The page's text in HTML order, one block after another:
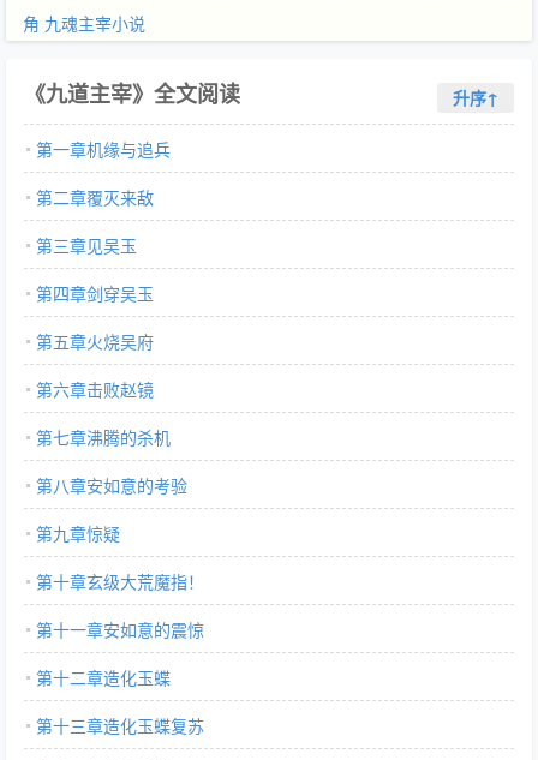
角 九魂主宰小说
《九道主宰》全文阅读 升序↑
第一章机缘与追兵
第二章覆灭来敌
第三章见吴玉
第四章剑穿吴玉
第五章火烧吴府
第六章击败赵镜
第七章沸腾的杀机
第八章安如意的考验
第九章惊疑
第十章玄级大荒魔指！
第十一章安如意的震惊
第十二章造化玉蝶
第十三章造化玉蝶复苏